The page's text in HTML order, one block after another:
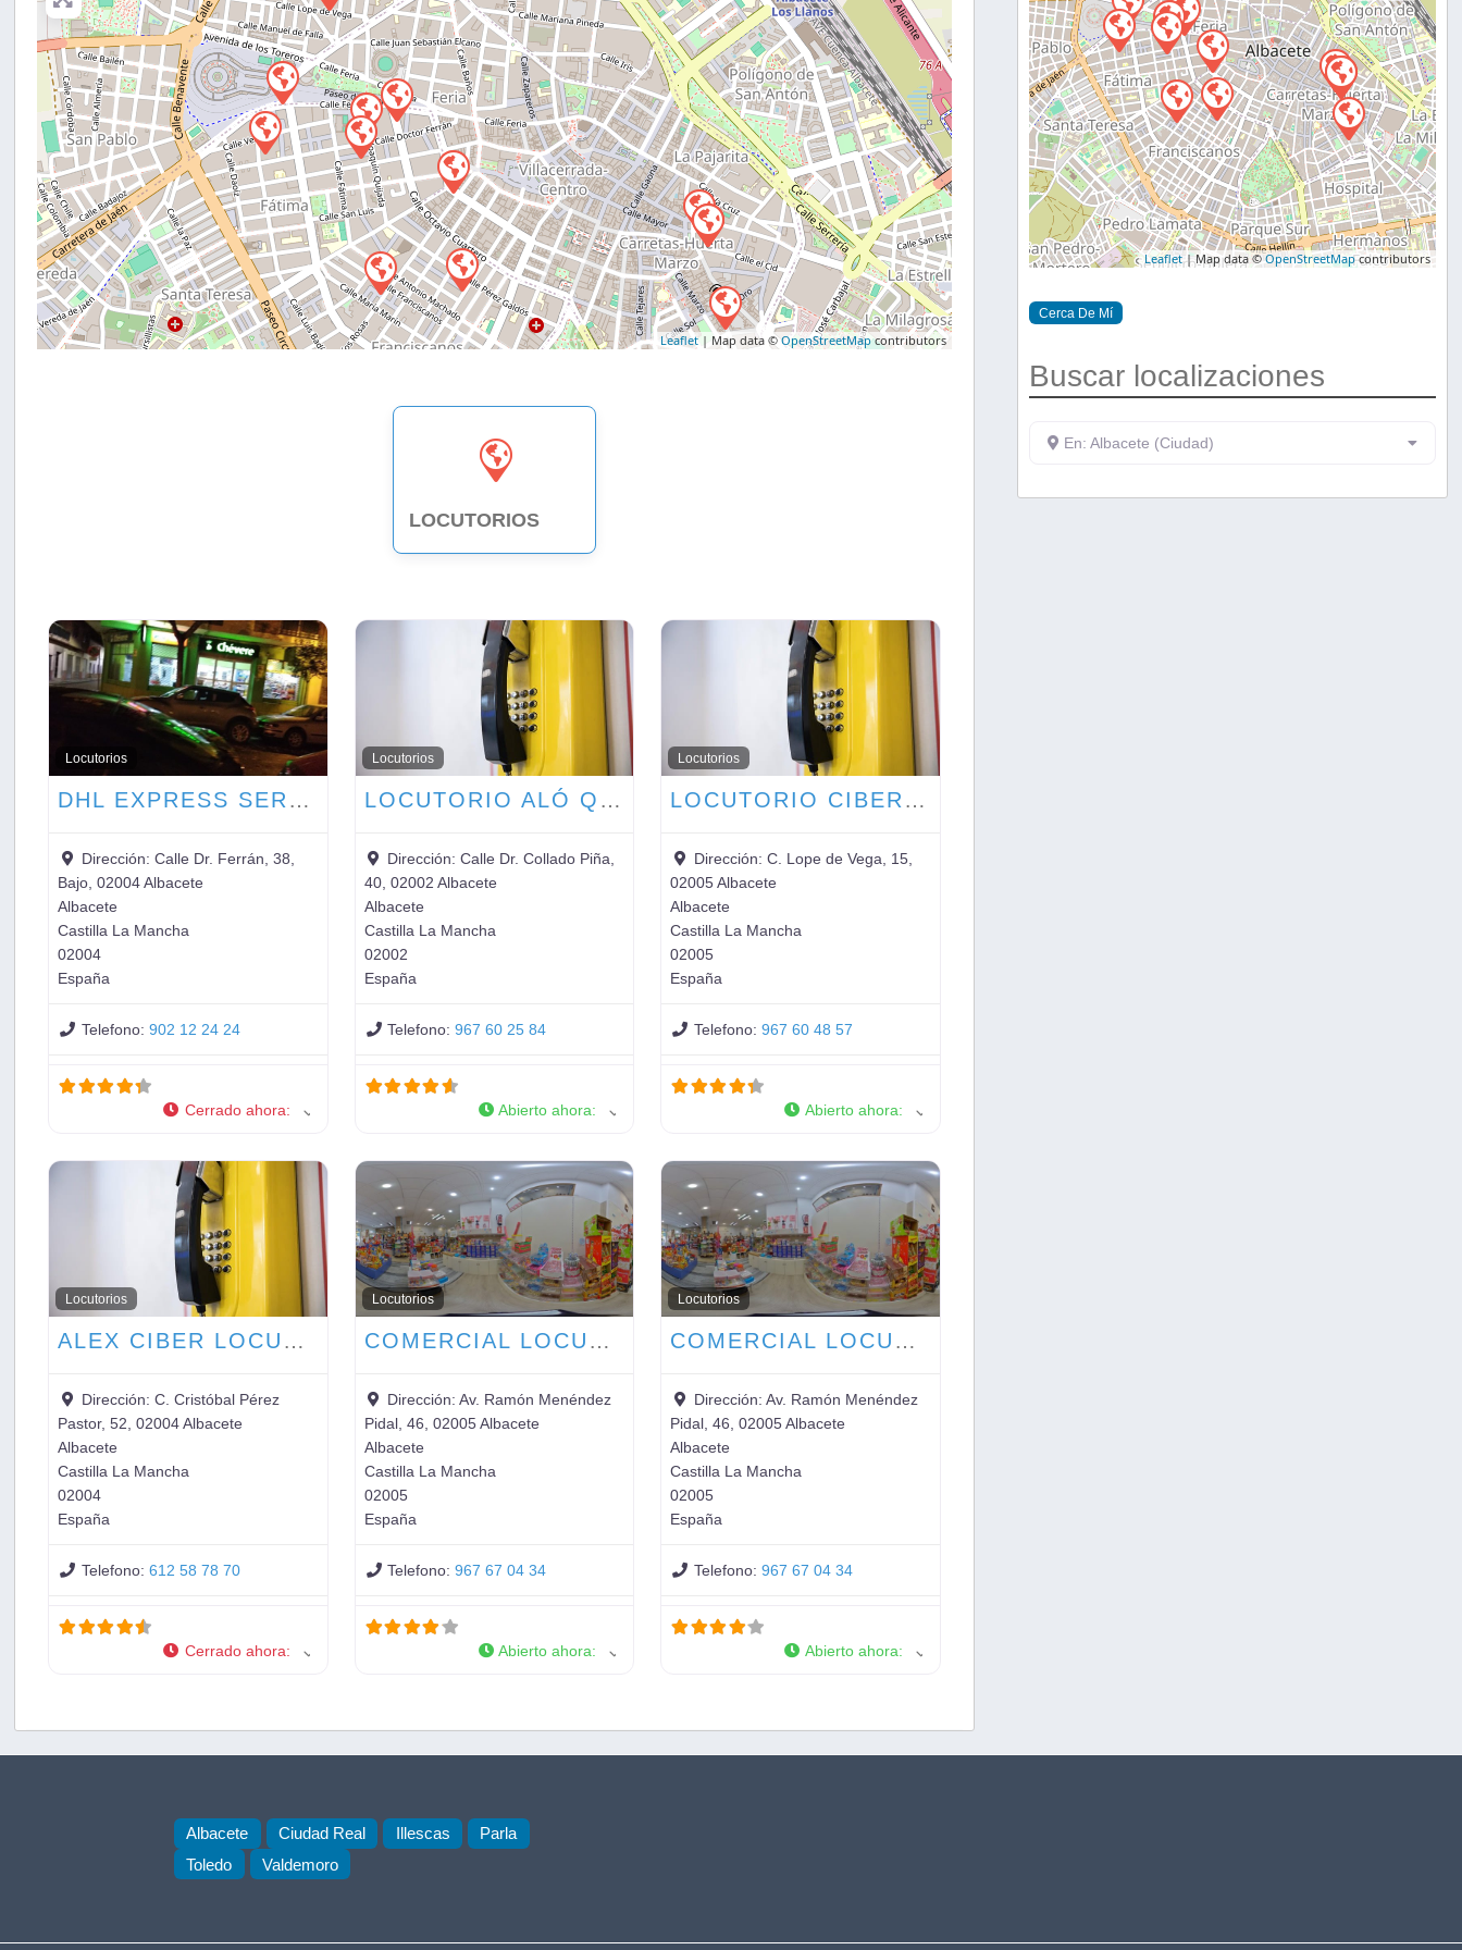
Leaflet| Map data ©OpenStreetMapcontributors
LOCUTORIOS
Locutorios
DHL EXPRESS SERVICE POINT (LOCUTORIO CHEVERE)
Dirección: Calle Dr. Ferrán, 38,
Bajo, 02004 Albacete
Albacete
Castilla La Mancha
02004
España
Telefono: 902 12 24 24
Cerrado ahora:
Locutorios
LOCUTORIO ALÓ Q TAL
Dirección:Calle Dr. Collado Piña,
40, 02002 Albacete
Albacete
Castilla La Mancha
02002
España
Telefono:967 60 25 84
Abierto ahora:
Locutorios
LOCUTORIO CIBERTRON
Dirección: C. Lope de Vega, 15,
02005 Albacete
Albacete
Castilla La Mancha
02005
España
Telefono: 967 60 48 57
Abierto ahora:
Locutorios
ALEX CIBER LOCUTORIO
Dirección: C. Cristóbal Pérez
Pastor, 52, 02004 Albacete
Albacete
Castilla La Mancha
02004
España
Telefono: 612 58 78 70
Cerrado ahora:
Locutorios
COMERCIAL LOCUTORIO ASUNCIÓN
Dirección:Av. Ramón Menéndez
Pidal, 46, 02005 Albacete
Albacete
Castilla La Mancha
02005
España
Telefono:967 67 04 34
Abierto ahora:
Locutorios
COMERCIAL LOCUTORIO ASUNCIÓN
Dirección: Av. Ramón Menéndez
Pidal, 46, 02005 Albacete
Albacete
Castilla La Mancha
02005
España
Telefono: 967 67 04 34
Abierto ahora:
Leaflet| Map data ©OpenStreetMapcontributors
Cerca De Mí
Buscar localizaciones
En: Albacete (Ciudad)
Albacete Ciudad Real Illescas
Parla
Toledo
Valdemoro